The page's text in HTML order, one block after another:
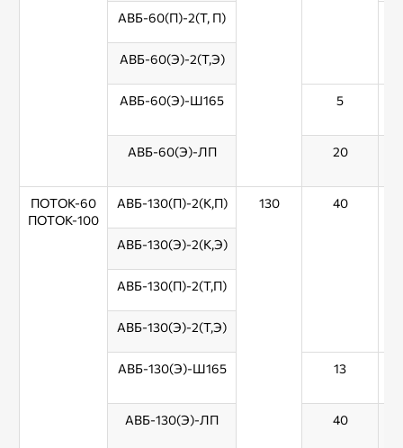
АВБ-60(П)-2(Т, П)
АВБ-60(Э)-2(Т,Э)
АВБ-60(Э)-Ш165 5
АВБ-60(Э)-ЛП 20
ПОТОК-60
ПОТОК-100
АВБ-130(П)-2(К,П) 130 40
АВБ-130(Э)-2(К,Э)
АВБ-130(П)-2(Т,П)
АВБ-130(Э)-2(Т,Э)
АВБ-130(Э)-Ш165 13
АВБ-130(Э)-ЛП 40